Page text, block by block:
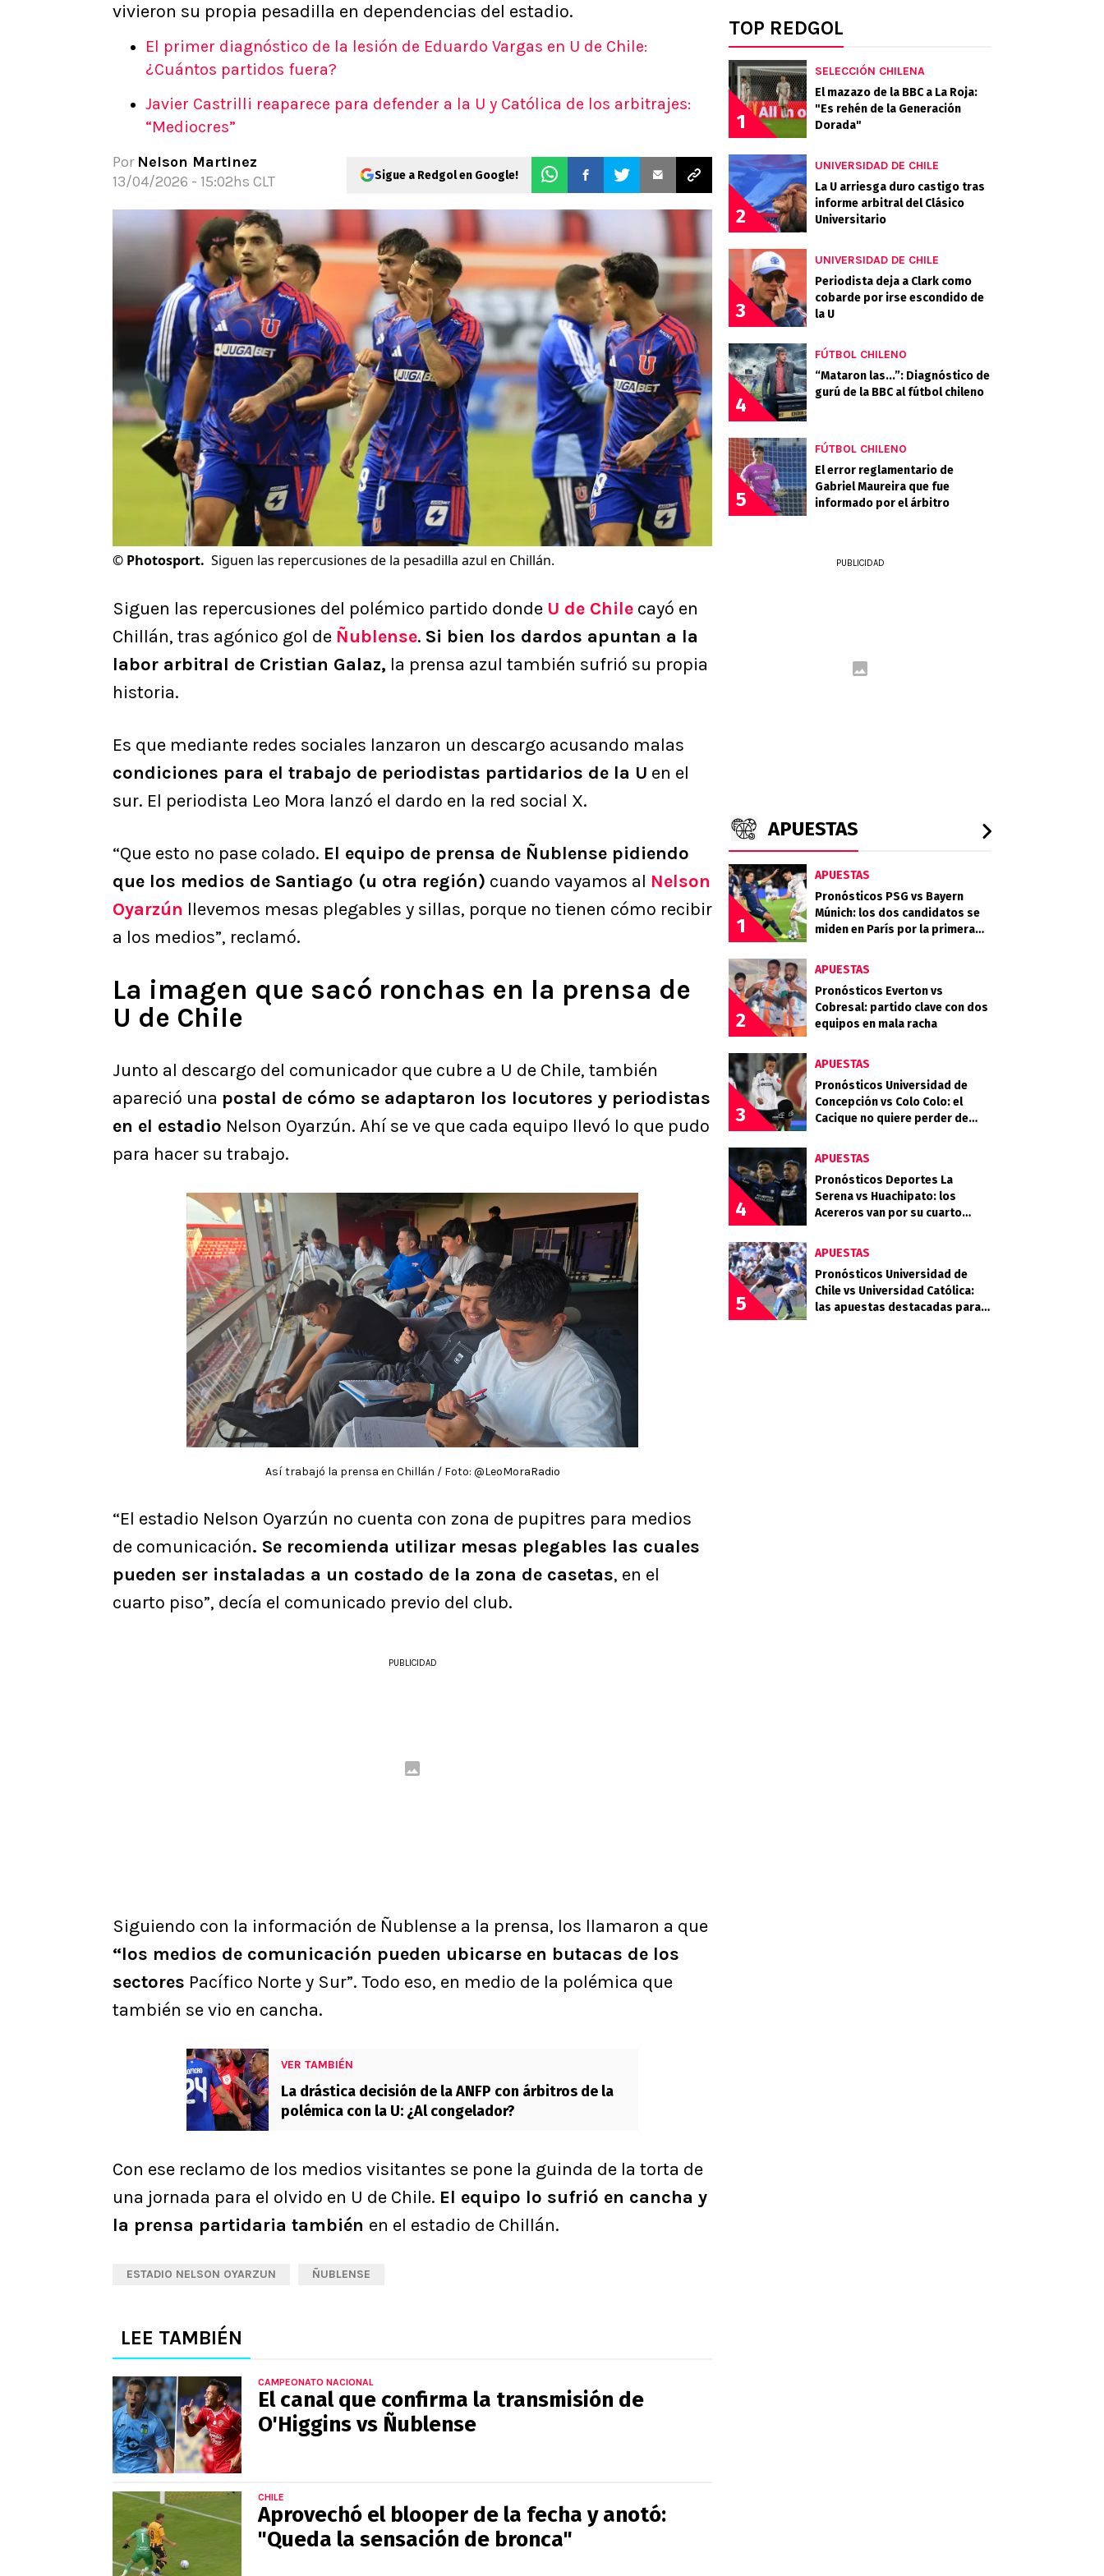
vivieron su propia pesadilla en dependencias del estadio.
El primer diagnóstico de la lesión de Eduardo Vargas en U de Chile:
¿Cuántos partidos fuera?
Javier Castrilli reaparece para defender a la U y Católica de los arbitrajes:
“Mediocres”
Por Nelson Martinez
13/04/2026 - 15:02hs CLT
Sigue a Redgol en Google!
© Photosport. Siguen las repercusiones de la pesadilla azul en Chillán.
Siguen las repercusiones del polémico partido donde U de Chile cayó en
Chillán, tras agónico gol de Ñublense. Si bien los dardos apuntan a la
labor arbitral de Cristian Galaz, la prensa azul también sufrió su propia
historia.
Es que mediante redes sociales lanzaron un descargo acusando malas
condiciones para el trabajo de periodistas partidarios de la U en el
sur. El periodista Leo Mora lanzó el dardo en la red social X.
“Que esto no pase colado. El equipo de prensa de Ñublense pidiendo
que los medios de Santiago (u otra región) cuando vayamos al Nelson
Oyarzún llevemos mesas plegables y sillas, porque no tienen cómo recibir
a los medios”, reclamó.
La imagen que sacó ronchas en la prensa de
U de Chile
Junto al descargo del comunicador que cubre a U de Chile, también
apareció una postal de cómo se adaptaron los locutores y periodistas
en el estadio Nelson Oyarzún. Ahí se ve que cada equipo llevó lo que pudo
para hacer su trabajo.
Así trabajó la prensa en Chillán / Foto: @LeoMoraRadio
“El estadio Nelson Oyarzún no cuenta con zona de pupitres para medios
de comunicación. Se recomienda utilizar mesas plegables las cuales
pueden ser instaladas a un costado de la zona de casetas, en el
cuarto piso”, decía el comunicado previo del club.
PUBLICIDAD
Siguiendo con la información de Ñublense a la prensa, los llamaron a que
“los medios de comunicación pueden ubicarse en butacas de los
sectores Pacífico Norte y Sur”. Todo eso, en medio de la polémica que
también se vio en cancha.
VER TAMBIÉN
La drástica decisión de la ANFP con árbitros de la
polémica con la U: ¿Al congelador?
Con ese reclamo de los medios visitantes se pone la guinda de la torta de
una jornada para el olvido en U de Chile. El equipo lo sufrió en cancha y
la prensa partidaria también en el estadio de Chillán.
ESTADIO NELSON OYARZUN ÑUBLENSE
LEE TAMBIÉN
CAMPEONATO NACIONAL
El canal que confirma la transmisión de
O'Higgins vs Ñublense
CHILE
Aprovechó el blooper de la fecha y anotó:
"Queda la sensación de bronca"
TOP REDGOL
1
SELECCIÓN CHILENA
El mazazo de la BBC a La Roja:
"Es rehén de la Generación
Dorada"
2
UNIVERSIDAD DE CHILE
La U arriesga duro castigo tras
informe arbitral del Clásico
Universitario
3
UNIVERSIDAD DE CHILE
Periodista deja a Clark como
cobarde por irse escondido de
la U
4
FÚTBOL CHILENO
“Mataron las...”: Diagnóstico de
gurú de la BBC al fútbol chileno
5
FÚTBOL CHILENO
El error reglamentario de
Gabriel Maureira que fue
informado por el árbitro
PUBLICIDAD
APUESTAS
1
APUESTAS
Pronósticos PSG vs Bayern
Múnich: los dos candidatos se
miden en París por la primera
2
APUESTAS
Pronósticos Everton vs
Cobresal: partido clave con dos
equipos en mala racha
3
APUESTAS
Pronósticos Universidad de
Concepción vs Colo Colo: el
Cacique no quiere perder de
4
APUESTAS
Pronósticos Deportes La
Serena vs Huachipato: los
Acereros van por su cuarto
5
APUESTAS
Pronósticos Universidad de
Chile vs Universidad Católica:
las apuestas destacadas para